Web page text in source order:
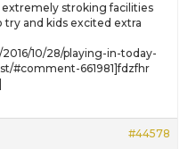
extremely stroking facilities
and kids excited extra
10/28/playing-in-today-
#comment-661981]fdzfhr
#44578